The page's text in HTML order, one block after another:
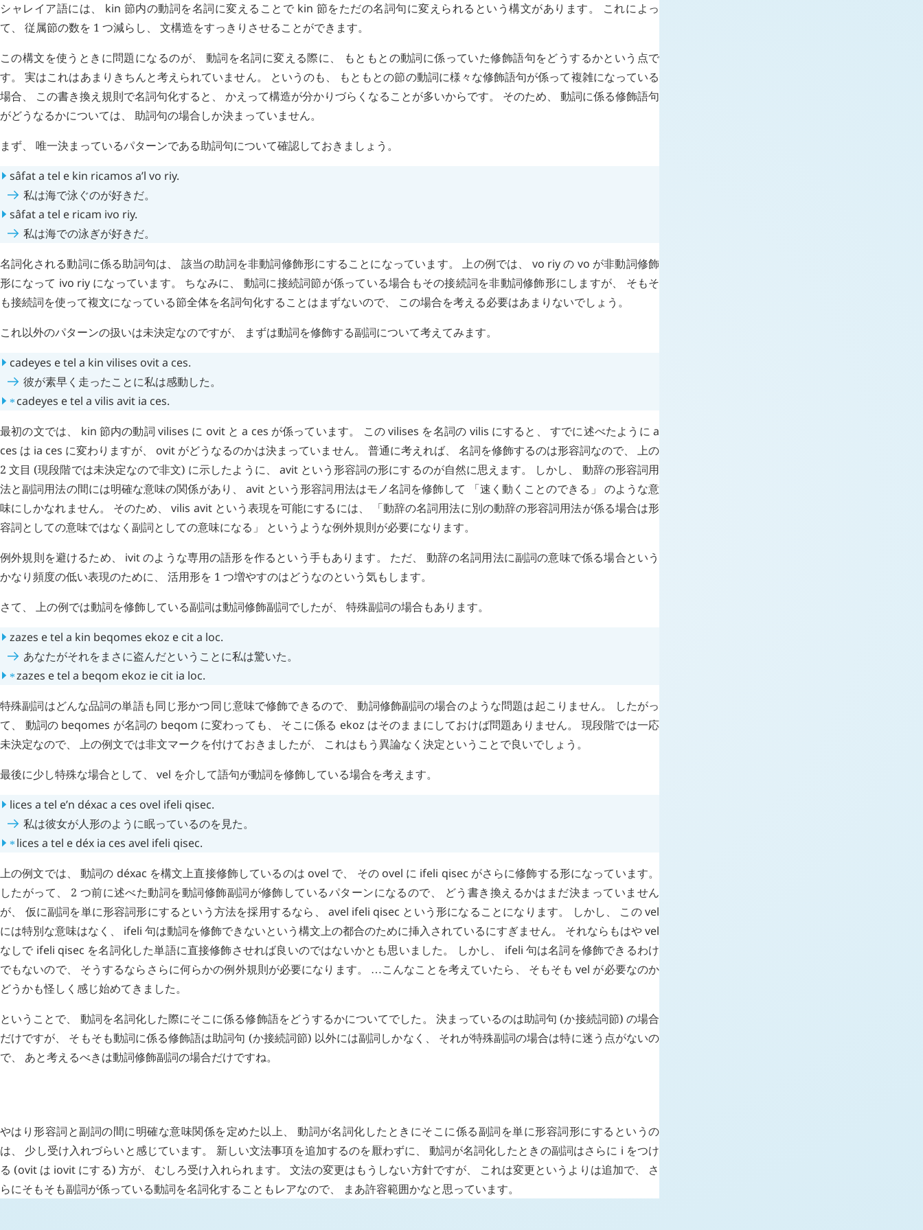
シャレイア語には、 kin 節内の動詞を名詞に変えることで kin 節をただの名詞句に変えられるという構文があります。 これによっ
て、 従属節の数を 1 つ減らし、 文構造をすっきりさせることができます。
この構文を使うときに問題になるのが、 動詞を名詞に変える際に、 もともとの動詞に係っていた修飾語句をどうするかという点で
す。 実はこれはあまりきちんと考えられていません。 というのも、 もともとの節の動詞に様々な修飾語句が係って複雑になっている
場合、 この書き換え規則で名詞句化すると、 かえって構造が分かりづらくなることが多いからです。 そのため、 動詞に係る修飾語句
がどうなるかについては、 助詞句の場合しか決まっていません。
まず、 唯一決まっているパターンである助詞句について確認しておきましょう。
sâfata tel e kin ricamos a’l vo riy.
私は海で泳ぐのが好きだ。
sâfata tel e ricam ivo riy.
私は海での泳ぎが好きだ。
名詞化される動詞に係る助詞句は、 該当の助詞を非動詞修飾形にすることになっています。 上の例では、 vo riyの vo が非動詞修飾
形になって ivo riyになっています。 ちなみに、 動詞に接続詞節が係っている場合もその接続詞を非動詞修飾形にしますが、 そもそ
も接続詞を使って複文になっている節全体を名詞句化することはまずないので、 この場合を考える必要はあまりないでしょう。
これ以外のパターンの扱いは未決定なのですが、 まずは動詞を修飾する副詞について考えてみます。
cadeyes etel a kin vilises ovita ces.
彼が素早く走ったことに私は感動した。
⁎cadeyes etel a vilis avit ia ces.
最初の文では、 kin 節内の動詞vilises に ovitとa ces が係っています。 このvilises を名詞の vilis にすると、 すでに述べたようにa
ces は ia ces に変わりますが、 ovit がどうなるのかは決まっていません。 普通に考えれば、 名詞を修飾するのは形容詞なので、 上の
2 文目 (現段階では未決定なので非文) に示したように、 avitという形容詞の形にするのが自然に思えます。 しかし、 動辞の形容詞用
法と副詞用法の間には明確な意味の関係があり、 avitという形容詞用法はモノ名詞を修飾して 「速く動くことのできる」 のような意
味にしかなれません。 そのため、vilis avitという表現を可能にするには、 「動辞の名詞用法に別の動辞の形容詞用法が係る場合は形
容詞としての意味ではなく副詞としての意味になる」 というような例外規則が必要になります。
例外規則を避けるため、 ivitのような専用の語形を作るという手もあります。 ただ、 動辞の名詞用法に副詞の意味で係る場合という
かなり頻度の低い表現のために、 活用形を 1 つ増やすのはどうなのという気もします。
さて、 上の例では動詞を修飾している副詞は動詞修飾副詞でしたが、 特殊副詞の場合もあります。
zazes etel a kin beqomes ekoz e cita loc.
あなたがそれをまさに盗んだということに私は驚いた。
⁎zazes etel a beqom ekoz ie cit ia loc.
特殊副詞はどんな品詞の単語も同じ形かつ同じ意味で修飾できるので、 動詞修飾副詞の場合のような問題は起こりません。 したがっ
て、 動詞の beqomes が名詞の beqom に変わっても、 そこに係る ekoz はそのままにしておけば問題ありません。 現段階では一応
未決定なので、 上の例文では非文マークを付けておきましたが、 これはもう異論なく決定ということで良いでしょう。
最後に少し特殊な場合として、 vel を介して語句が動詞を修飾している場合を考えます。
lices a tel e’n déxac a ces ovel ifeli qisec.
私は彼女が人形のように眠っているのを見た。
⁎lices a tel e déx ia ces avel ifeli qisec.
上の例文では、 動詞の déxac を構文上直接修飾しているのは ovel で、 その ovel に ifeli qisec がさらに修飾する形になっています。
したがって、 2 つ前に述べた動詞を動詞修飾副詞が修飾しているパターンになるので、 どう書き換えるかはまだ決まっていません
が、 仮に副詞を単に形容詞形にするという方法を採用するなら、 avel ifeli qisec という形になることになります。 しかし、 このvel
には特別な意味はなく、 ifeli 句は動詞を修飾できないという構文上の都合のために挿入されているにすぎません。 それならもはやvel
なしで ifeli qisec を名詞化した単語に直接修飾させれば良いのではないかとも思いました。 しかし、 ifeli 句は名詞を修飾できるわけ
でもないので、 そうするならさらに何らかの例外規則が必要になります。
…こんなことを考えていたら、 そもそもvel が必要なのか
どうかも怪しく感じ始めてきました。
ということで、 動詞を名詞化した際にそこに係る修飾語をどうするかについてでした。 決まっているのは助詞句 (か接続詞節) の場合
だけですが、 そもそも動詞に係る修飾語は助詞句 (か接続詞節) 以外には副詞しかなく、 それが特殊副詞の場合は特に迷う点がないの
で、 あと考えるべきは動詞修飾副詞の場合だけですね。
やはり形容詞と副詞の間に明確な意味関係を定めた以上、 動詞が名詞化したときにそこに係る副詞を単に形容詞形にするというの
は、 少し受け入れづらいと感じています。 新しい文法事項を追加するのを厭わずに、 動詞が名詞化したときの副詞はさらに i をつけ
る (ovit は iovit にする) 方が、 むしろ受け入れられます。 文法の変更はもうしない方針ですが、 これは変更というよりは追加で、 さ
らにそもそも副詞が係っている動詞を名詞化することもレアなので、 まあ許容範囲かなと思っています。